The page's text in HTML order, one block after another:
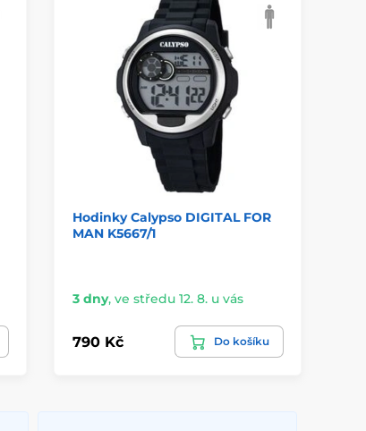
Hodinky Calypso DIGITAL FOR
MAN K5667/1
3 dny, ve středu 12. 8. u vás
790 Kč Do košíku